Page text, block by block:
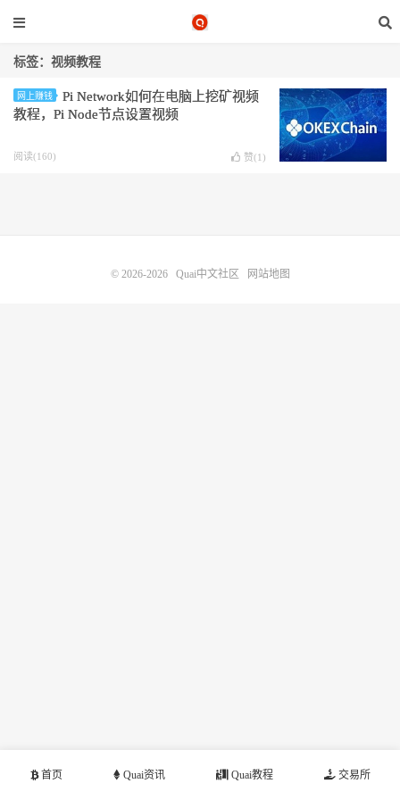
标签：视频教程
网上赚钱
Pi Network如何在电脑上挖矿视频
教程，Pi Node节点设置视频
阅读(160) 赞(1 )
首页 Quai资讯 Quai教程 交易所
© 2026-2026 Quai中文社区 网站地图